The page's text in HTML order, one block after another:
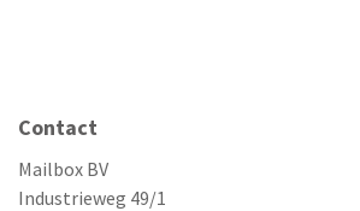
Contact
Mailbox BV
Industrieweg 49/1